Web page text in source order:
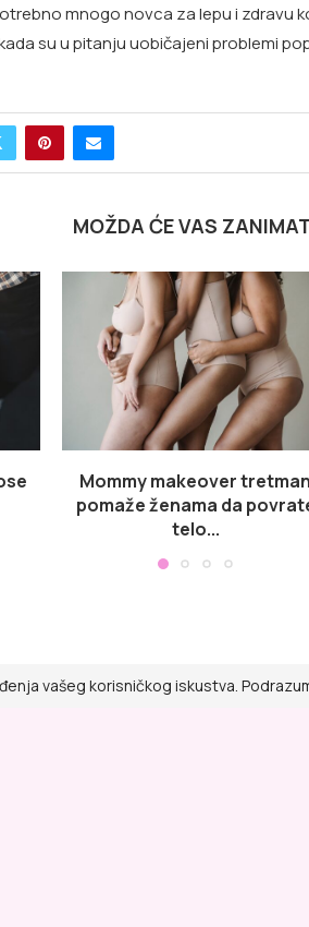
mnogo novca za lepu i zdravu
su u pitanju uobičajeni problemi
MOŽDA ĆE VAS
Mommy makeover tretman
pomaže ženama da
telo...
vašeg korisničkog iskustva.